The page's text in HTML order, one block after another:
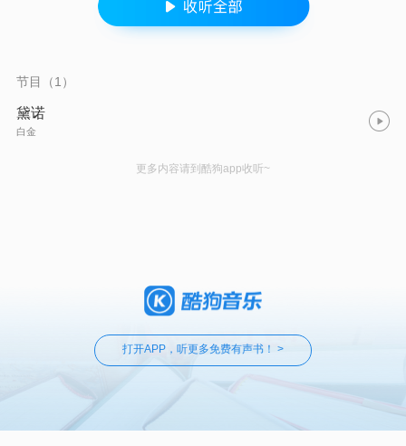
节目（1）
黛诺
白金
更多内容请到酷狗app收听~
打开APP，听更多免费有声书！ >